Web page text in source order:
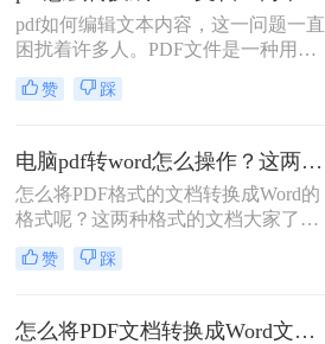
了，怎样将pdf转换成word格式？这类
操作对工作经验丰富的人自然不在话
下，但对于职场新手来说，就让人很
头疼了，学会这个将pdf转换成word格
式方法，再也不用担心不会转格式！
pdf如何编辑文本内容，这一问题一直
困扰着许多人。PDF文件是一种用来
阅读的高清晰度文件，用于防止编辑
对其进行修改。那么如何修改PDF的
档，然后直接在Word中修改，这样虽
然多了个步骤，但是我们也能如意的
将文档内容修改，那么pdf怎么转换成
word文档呢？下面一起看看吧。
赞 踩
电脑pdf转word怎么操作？这两种超简单方法，1分钟就可以轻松转换！
怎么将PDF格式的文档转换成Word的
格式呢？这两种格式的文档大家了解
的有多少？如果你还是初入职场的菜
鸟不懂得对文件的运用，那么一定快
各样的文档，同时也需要格式转换，
赞 踩
怎么将PDF文档转换成Word文档？教你在线转换操作步骤